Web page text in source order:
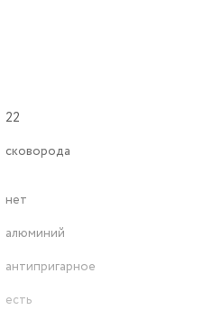
22
сковорода
нет
алюминий
антипригарное
есть